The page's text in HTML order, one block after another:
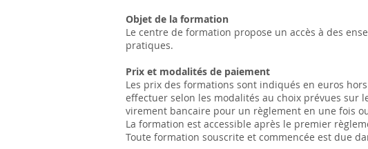
Objet de la formation
Le centre de formation propose un accès à des
pratiques.
Prix et modalités de paiement
Les prix des formations sont indiqués en euros
effectuer selon les modalités au choix prévues
virement bancaire pour un règlement en une fois
La formation est accessible après le premier
Toute formation souscrite et commencée est due